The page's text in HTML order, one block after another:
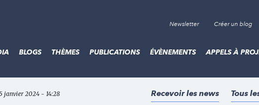
Newsletter Créer un blog
BLOGS THÈMES PUBLICATIONS ÉVÈNEMENTS APPELS À
janvier 2024 - 14:28 Recevoir les news Tous